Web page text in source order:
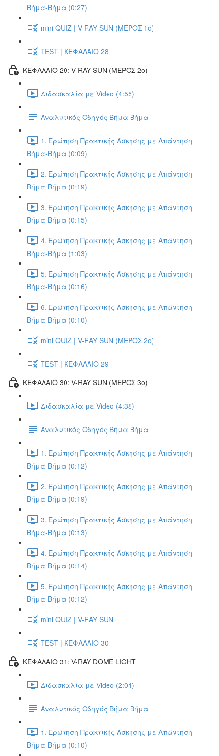
Βήμα-Βήμα (0:27)
mini QUIZ | V-RAY SUN (ΜΕΡΟΣ 1o)
TEST | ΚΕΦΑΛΑΙΟ 28
ΚΕΦΑΛΑΙΟ 29: V-RAY SUN (ΜΕΡΟΣ 2o)
Διδασκαλία με Video (4:55)
Αναλυτικός Οδηγός Βήμα Βήμα
1. Ερώτηση Πρακτικής Άσκησης με Απάντηση
Βήμα-Βήμα (0:09)
2. Ερώτηση Πρακτικής Άσκησης με Απάντηση
Βήμα-Βήμα (0:19)
3. Ερώτηση Πρακτικής Άσκησης με Απάντηση
Βήμα-Βήμα (0:15)
4. Ερώτηση Πρακτικής Άσκησης με Απάντηση
Βήμα-Βήμα (1:03)
5. Ερώτηση Πρακτικής Άσκησης με Απάντηση
Βήμα-Βήμα (0:16)
6. Ερώτηση Πρακτικής Άσκησης με Απάντηση
Βήμα-Βήμα (0:10)
mini QUIZ | V-RAY SUN (ΜΕΡΟΣ 2o)
TEST | ΚΕΦΑΛΑΙΟ 29
ΚΕΦΑΛΑΙΟ 30: V-RAY SUN (ΜΕΡΟΣ 3o)
Διδασκαλία με Video (4:38)
Αναλυτικός Οδηγός Βήμα Βήμα
1. Ερώτηση Πρακτικής Άσκησης με Απάντηση
Βήμα-Βήμα (0:12)
2. Ερώτηση Πρακτικής Άσκησης με Απάντηση
Βήμα-Βήμα (0:19)
3. Ερώτηση Πρακτικής Άσκησης με Απάντηση
Βήμα-Βήμα (0:13)
4. Ερώτηση Πρακτικής Άσκησης με Απάντηση
Βήμα-Βήμα (0:14)
5. Ερώτηση Πρακτικής Άσκησης με Απάντηση
Βήμα-Βήμα (0:12)
mini QUIZ | V-RAY SUN
TEST | ΚΕΦΑΛΑΙΟ 30
ΚΕΦΑΛΑΙΟ 31: V-RAY DOME LIGHT
Διδασκαλία με Video (2:01)
Αναλυτικός Οδηγός Βήμα Βήμα
1. Ερώτηση Πρακτικής Άσκησης με Απάντηση
Βήμα-Βήμα (0:10)